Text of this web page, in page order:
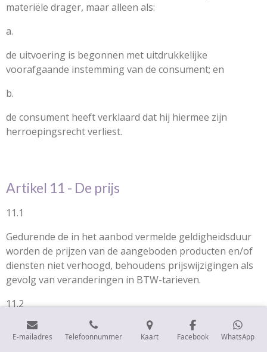
materiële drager, maar alleen als:
a.
de uitvoering is begonnen met uitdrukkelijke
voorafgaande instemming van de consument; en
b.
de consument heeft verklaard dat hij hiermee zijn
herroepingsrecht verliest.
Artikel 11 - De prijs
11.1
Gedurende de in het aanbod vermelde geldigheidsduur
worden de prijzen van de aangeboden producten en/of
diensten niet verhoogd, behoudens prijswijzigingen als
gevolg van veranderingen in BTW-tarieven.
11.2
In afwijking van het vorige lid kan de ondernemer
producten of diensten waarvan de prijzen gebonden zijn
E-mailadres Telefoonnummer Kaart Facebook WhatsApp